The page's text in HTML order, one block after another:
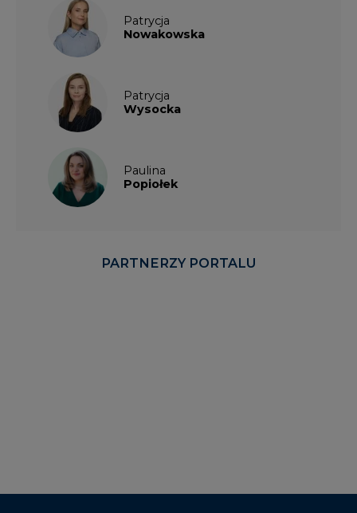
Patrycja
Nowakowska
Patrycja
Wysocka
Paulina
Popiołek
PARTNERZY PORTALU